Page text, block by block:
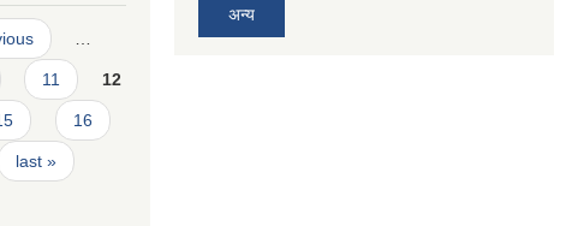
11 12
16
last »
अन्य